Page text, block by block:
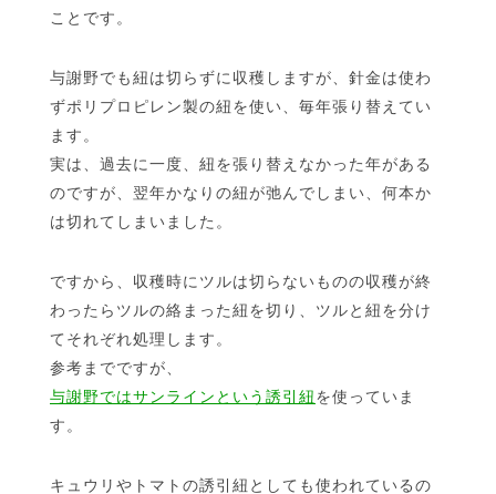
ことです。
与謝野でも紐は切らずに収穫しますが、針金は使わ
ずポリプロピレン製の紐を使い、毎年張り替えてい
ます。
実は、過去に一度、紐を張り替えなかった年がある
のですが、翌年かなりの紐が弛んでしまい、何本か
は切れてしまいました。
ですから、収穫時にツルは切らないものの収穫が終
わったらツルの絡まった紐を切り、ツルと紐を分け
てそれぞれ処理します。
参考までですが、
与謝野ではサンラインという誘引紐を使っていま
す。
キュウリやトマトの誘引紐としても使われているの